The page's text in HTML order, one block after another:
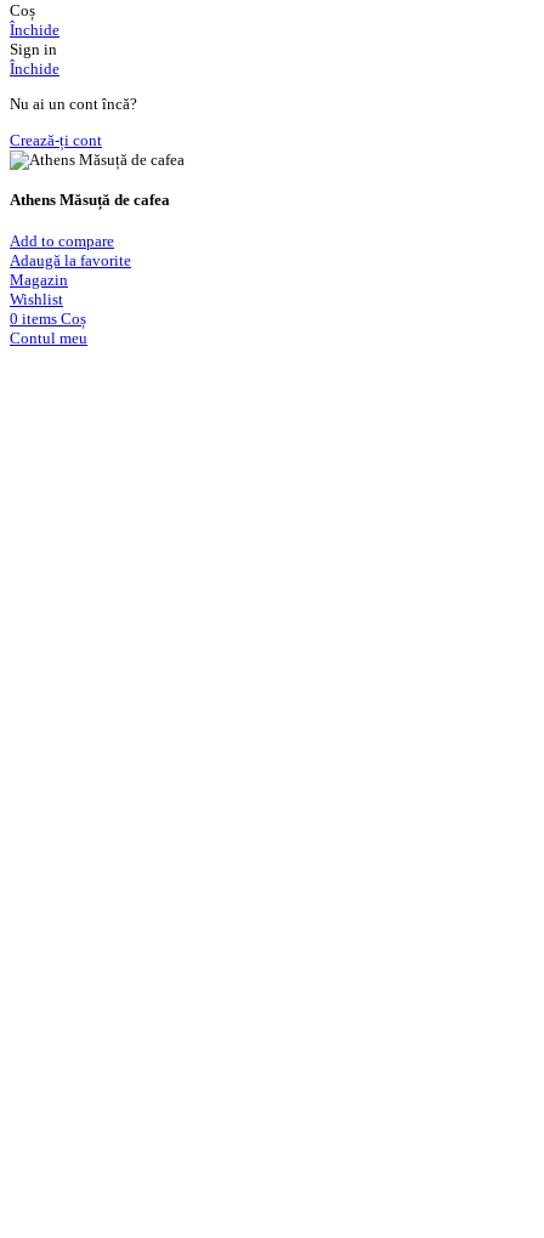
Coș
Închide
Sign in
Închide
Nu ai un cont încă?
Crează-ți cont
Athens Măsuță de cafea
Add to compare
Adaugă la favorite
Magazin
Wishlist
0 items Coș
Contul meu